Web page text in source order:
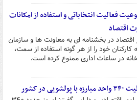
فعالیت انتخاباتی و استفاده از امکانات
اقتصاد
اقتصاد در بخشنامه ای به معاونت ها و سازمان
کارکنان خود را از هر گونه استفاده از سمت،
در ساعات اداری ممنوع کرده است.
پولشویی در کشور